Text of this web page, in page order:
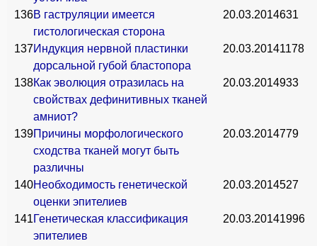
136В гаструляции имеется
гистологическая сторона
20.03.2014631
137Индукция нервной пластинки
дорсальной губой бластопора
20.03.20141178
138Как эволюция отразилась на
свойствах дефинитивных тканей
амниот?
20.03.2014933
139Причины морфологического
сходства тканей могут быть
различны
20.03.2014779
140Необходимость генетической
оценки эпителиев
20.03.2014527
141Генетическая классификация
эпителиев
20.03.20141996